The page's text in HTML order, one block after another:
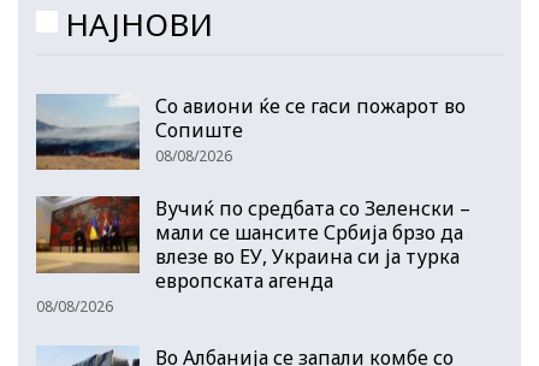
НАЈНОВИ
Со авиони ќе се гаси пожарот во
Сопиште
08/08/2026
Вучиќ по средбата со Зеленски –
мали се шансите Србија брзо да
влезе во ЕУ, Украина си ја турка
европската агенда
08/08/2026
Во Албанија се запали комбе со